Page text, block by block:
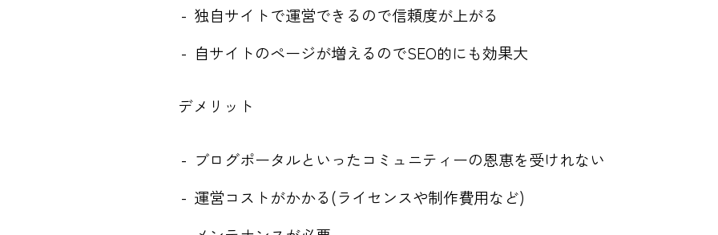
独自サイトで運営できるので信頼度が上がる
自サイトのページが増えるのでSEO的にも効果大
デメリット
ブログポータルといったコミュニティーの恩恵を受けれない
運営コストがかかる(ライセンスや制作費用など)